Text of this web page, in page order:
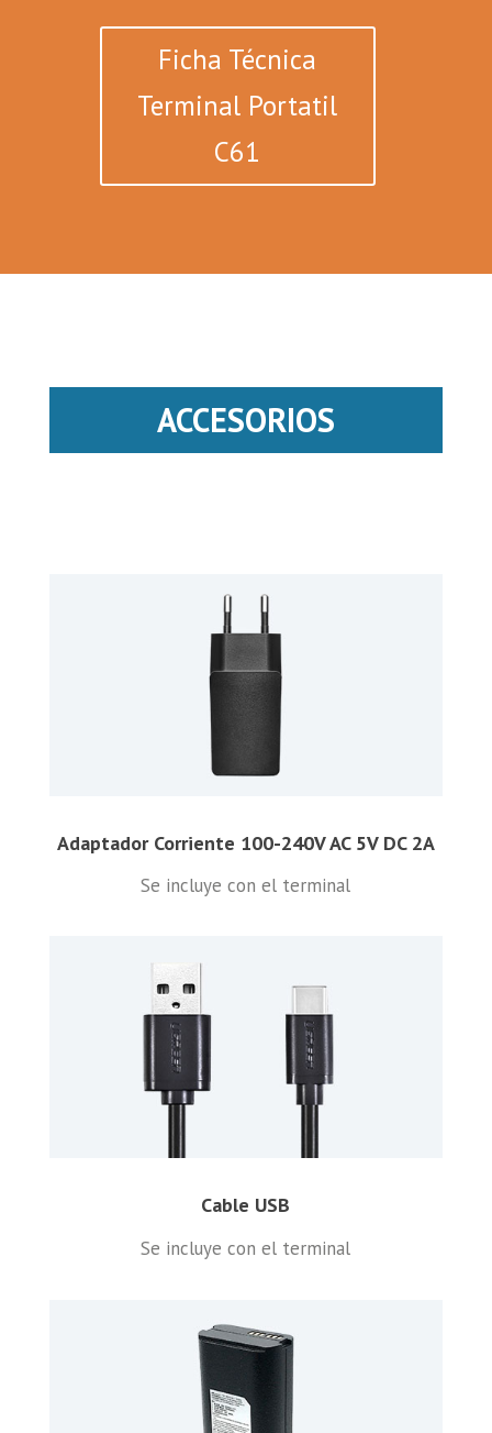
Ficha Técnica
Terminal Portatil
C61
ACCESORIOS
Adaptador Corriente 100-240V AC 5V DC 2A
Se incluye con el terminal
Cable USB
Se incluye con el terminal